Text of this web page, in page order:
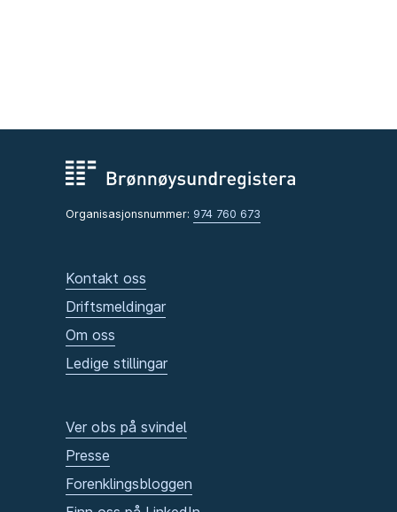
Organisasjonsnummer: 974 760 673
Kontakt oss
Driftsmeldingar
Om oss
Ledige stillingar
Ver obs på svindel
Presse
Forenklingsbloggen